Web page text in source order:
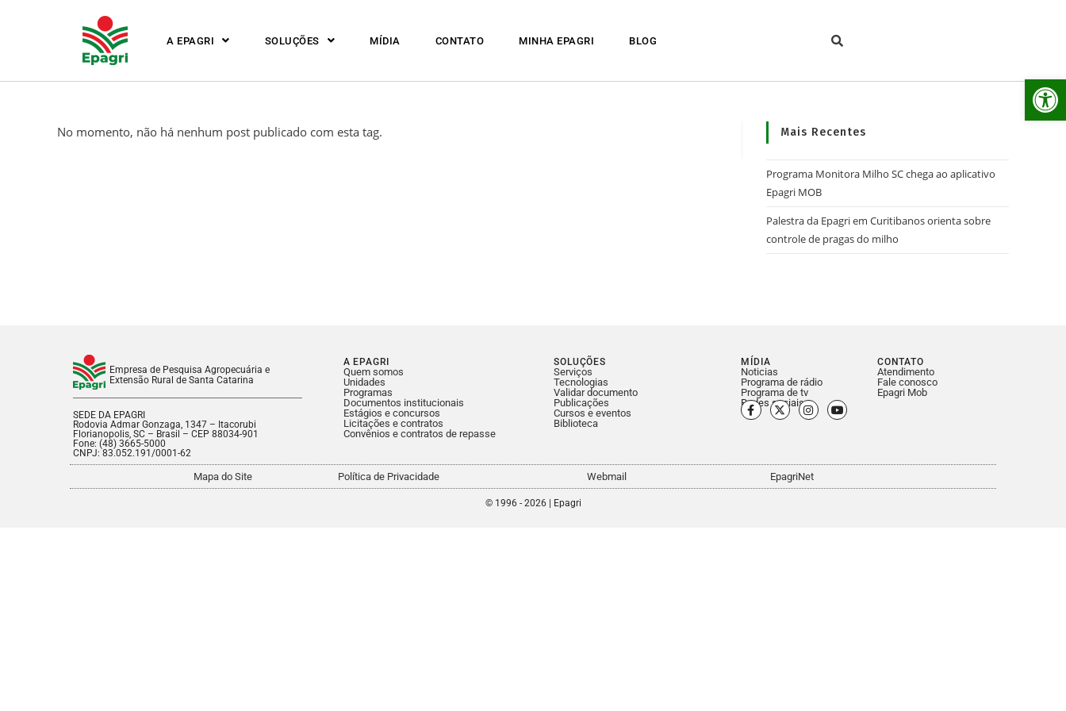
A EPAGRI SOLUÇÕES MÍDIA CONTATO MINHA EPAGRI BLOG
No momento, não há nenhum post publicado com esta tag. Mais Recentes
Programa Monitora Milho SC chega ao aplicativo
Epagri MOB
Palestra da Epagri em Curitibanos orienta sobre
controle de pragas do milho
Empresa de Pesquisa Agropecuária e
Extensão Rural de Santa Catarina
SEDE DA EPAGRI
Rodovia Admar Gonzaga, 1347 – Itacorubi
Florianopolis, SC – Brasil – CEP 88034-901
Fone: (48) 3665-5000
CNPJ: 83.052.191/0001-62
A EPAGRI
Quem somos
Unidades
Programas
Documentos institucionais
Estágios e concursos
Licitações e contratos
Convênios e contratos de repasse
SOLUÇÕES
Serviços
Tecnologias
Validar documento
Publicações
Cursos e eventos
Biblioteca
MÍDIA
Noticias
Programa de rádio
Programa de tv
Redes sociais
CONTATO
Atendimento
Fale conosco
Epagri Mob
Mapa do Site Política de Privacidade Webmail EpagriNet
© 1996 - 2026 | Epagri